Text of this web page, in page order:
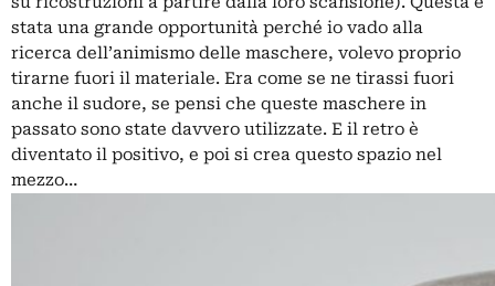
stata una grande opportunità perché io vado alla
ricerca dell’animismo delle maschere, volevo proprio
tirarne fuori il materiale. Era come se ne tirassi fuori
anche il sudore, se pensi che queste maschere in
passato sono state davvero utilizzate. E il retro è
diventato il positivo, e poi si crea questo spazio nel
mezzo…